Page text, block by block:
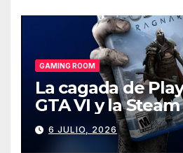
GAMING ROOM
La cagada de
GTA VI y la
Gaming Room
6 JULIO, 2026